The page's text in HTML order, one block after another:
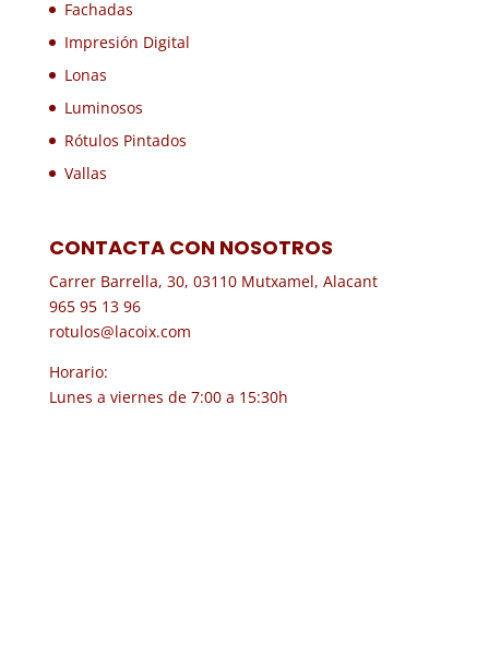
Fachadas
Impresión Digital
Lonas
Luminosos
Rótulos Pintados
Vallas
CONTACTA CON NOSOTROS
Carrer Barrella, 30, 03110 Mutxamel, Alacant
965 95 13 96
rotulos@lacoix.com
Horario:
Lunes a viernes de 7:00 a 15:30h